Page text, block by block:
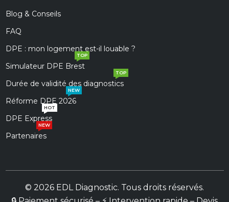
Blog & Conseils
FAQ
DPE : mon logement est-il louable ?
Simulateur DPE Brest
TOP
Durée de validité des diagnostics
TOP
Réforme DPE 2026
NEW
DPE Express
HOT
Partenaires
NEW
© 2026 EDL Diagnostic. Tous droits réservés.